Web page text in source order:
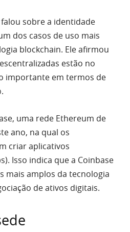
sobre a identidade
dos casos de uso mais
blockchain. Ele afirmou
estão no
importante em termos de
uma rede Ethereum de
ano, na qual os
criar aplicativos
Isso indica que a Coinbase
mais amplos da tecnologia
de ativos digitais.